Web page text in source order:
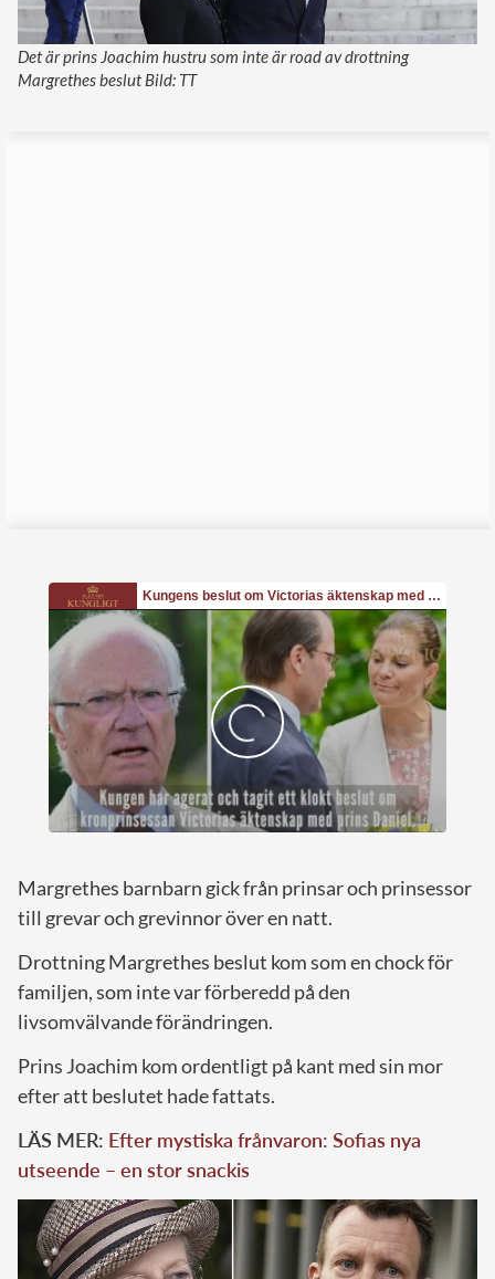
Det är prins Joachim hustru som inte är road av drottning
Margrethes beslut Bild: TT
Margrethes barnbarn gick från prinsar och prinsessor
till grevar och grevinnor över en natt.
Drottning Margrethes beslut kom som en chock för
familjen, som inte var förberedd på den
livsomvälvande förändringen.
Prins Joachim kom ordentligt på kant med sin mor
efter att beslutet hade fattats.
LÄS MER: Efter mystiska frånvaron: Sofias nya
utseende – en stor snackis